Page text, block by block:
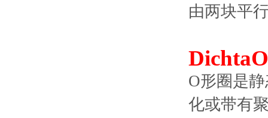
由两块平
DichtaO
O形圈是
化或带有